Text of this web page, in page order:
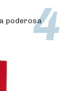
poderosa